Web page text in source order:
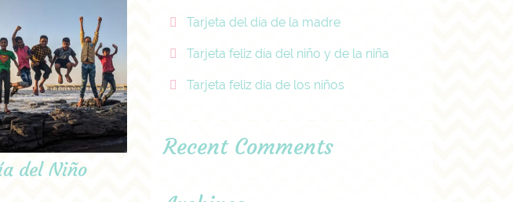
del Niño
Tarjeta del día de la madre
Tarjeta feliz día del niño y de la niña
Tarjeta feliz día de los niños
Recent Comments